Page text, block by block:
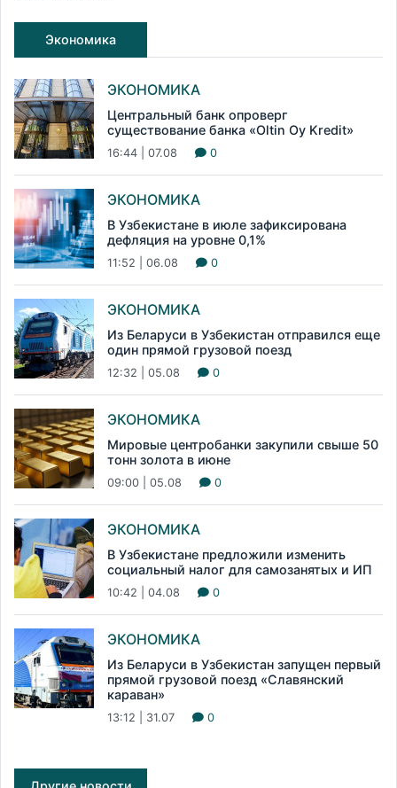
Экономика
ЭКОНОМИКА
Центральный банк опроверг
существование банка «Oltin Oy Kredit»
16:44 | 07.08 0
ЭКОНОМИКА
В Узбекистане в июле зафиксирована
дефляция на уровне 0,1%
11:52 | 06.08 0
ЭКОНОМИКА
Из Беларуси в Узбекистан отправился еще
один прямой грузовой поезд
12:32 | 05.08 0
ЭКОНОМИКА
Мировые центробанки закупили свыше 50
тонн золота в июне
09:00 | 05.08 0
ЭКОНОМИКА
В Узбекистане предложили изменить
социальный налог для самозанятых и ИП
10:42 | 04.08 0
ЭКОНОМИКА
Из Беларуси в Узбекистан запущен первый
прямой грузовой поезд «Славянский
караван»
13:12 | 31.07 0